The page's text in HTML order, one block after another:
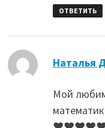
ОТВЕТИТЬ
Наталья
Мой